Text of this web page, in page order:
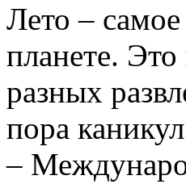
Лето –
планете.
разных
пора
–